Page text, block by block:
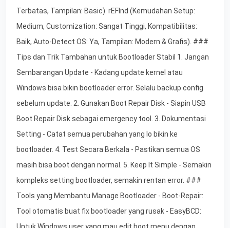
Terbatas, Tampilan: Basic). rEFInd (Kemudahan Setup:
Medium, Customization: Sangat Tinggi, Kompatibilitas:
Baik, Auto-Detect OS: Ya, Tampilan: Modern & Grafis). ###
Tips dan Trik Tambahan untuk Bootloader Stabil 1. Jangan
Sembarangan Update - Kadang update kernel atau
Windows bisa bikin bootloader error. Selalu backup config
sebelum update. 2. Gunakan Boot Repair Disk - Siapin USB
Boot Repair Disk sebagai emergency tool. 3. Dokumentasi
Setting - Catat semua perubahan yang lo bikin ke
bootloader. 4. Test Secara Berkala - Pastikan semua OS
masih bisa boot dengan normal. 5. Keep It Simple - Semakin
kompleks setting bootloader, semakin rentan error. ###
Tools yang Membantu Manage Bootloader - Boot-Repair:
Tool otomatis buat fix bootloader yang rusak - EasyBCD:
Untuk Windows user yang mau edit boot menu dengan